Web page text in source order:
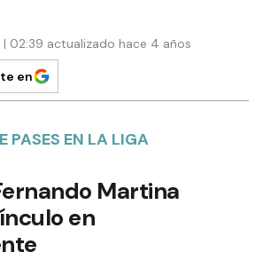
02:39 actualizado hace 4 años
en
PASES EN LA LIGA
Martina
en